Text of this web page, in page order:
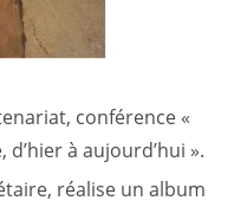
conférence «
à aujourd’hui ».
réalise un album